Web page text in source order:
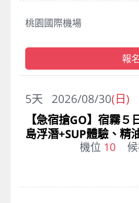
桃園國際機場
報
2026/08/30(日)
5天
【急宿搶GO】宿霧
島浮潛+SUP體驗、精
機位 10